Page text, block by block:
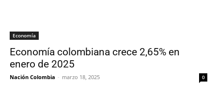
Economía
Economía colombiana crece 2,65% en
enero de 2025
Nación Colombia - marzo 18, 2025 0